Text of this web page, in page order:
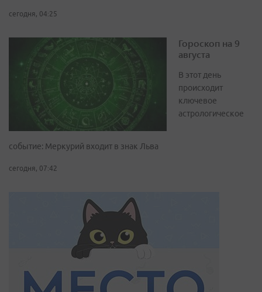
сегодня, 04:25
Гороскоп на 9
августа
В этот день
происходит
ключевое
астрологическое
событие: Меркурий входит в знак Льва
сегодня, 07:42